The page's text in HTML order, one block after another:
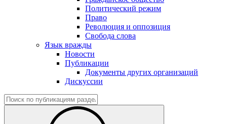
Политический режим
Право
Революция и оппозиция
Свобода слова
Язык вражды
Новости
Публикации
Документы других организаций
Дискуссии